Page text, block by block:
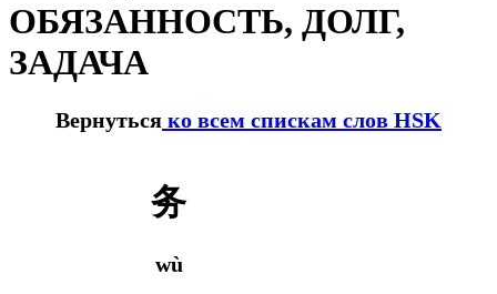
ОБЯЗАННОСТЬ, ДОЛГ,
ЗАДАЧА
Вернуться ко всем спискам слов HSK
务
wù